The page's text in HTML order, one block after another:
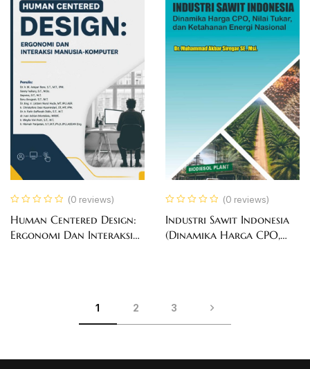
(0 reviews)
Human Centered Design:
Ergonomi Dan Interaksi
(0 reviews)
Industri Sawit Indonesia
(Dinamika Harga CPO,
1 2 3